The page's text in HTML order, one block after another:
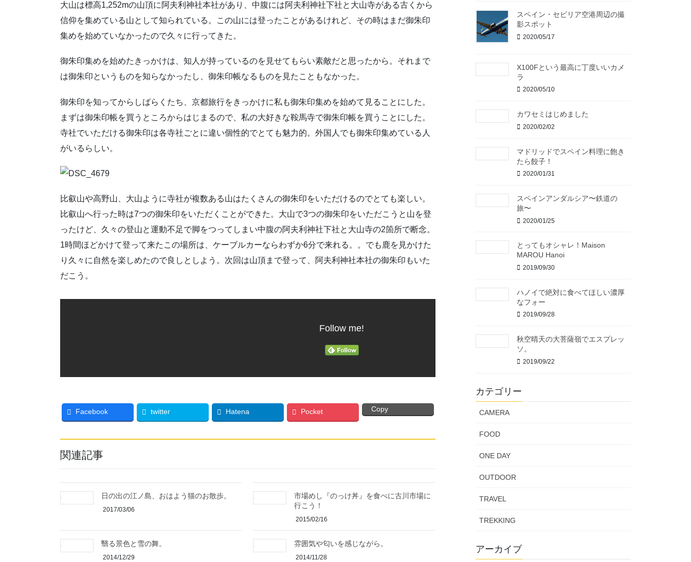
大山は標高1,252mの山頂に阿夫利神社本社があり、中腹には阿夫利神社下社と大山寺がある古くから
信仰を集めている山として知られている。この山には登ったことがあるけれど、その時はまだ御朱印
集めを始めていなかったので久々に行ってきた。
御朱印集めを始めたきっかけは、知人が持っているのを見せてもらい素敵だと思ったから。それまで
は御朱印というものを知らなかったし、御朱印帳なるものを見たこともなかった。
御朱印を知ってからしばらくたち、京都旅行をきっかけに私も御朱印集めを始めて見ることにした。
まずは御朱印帳を買うところからはじまるので、私の大好きな鞍馬寺で御朱印帳を買うことにした。
寺社でいただける御朱印は各寺社ごとに違い個性的でとても魅力的。外国人でも御朱印集めている人
がいるらしい。
比叡山や高野山、大山ように寺社が複数ある山はたくさんの御朱印をいただけるのでとても楽しい。
比叡山へ行った時は7つの御朱印をいただくことができた。大山で3つの御朱印をいただこうと山を登
ったけど、久々の登山と運動不足で脚をつってしまい中腹の阿夫利神社下社と大山寺の2箇所で断念。
1時間ほどかけて登って来たこの場所は、ケーブルカーならわずか6分で来れる。。でも鹿を見かけた
り久々に自然を楽しめたので良しとしよう。次回は山頂まで登って、阿夫利神社本社の御朱印もいた
だこう。
Follow me!
Facebook twitter Hatena Pocket Copy
関連記事
日の出の江ノ島、おはよう猫のお散歩。
2017/03/06
市場めし『のっけ丼』を食べに古川市場に
行こう！
2015/02/16
翳る景色と雪の舞。
2014/12/29
雰囲気や匂いを感じながら。
2014/11/28
スペイン・セビリア空港周辺の撮
影スポット
2020/05/17
X100Fという最高に丁度いいカメ
ラ
2020/05/10
カワセミはじめました
2020/02/02
マドリッドでスペイン料理に飽き
たら餃子！
2020/01/31
スペインアンダルシア〜鉄道の
旅〜
2020/01/25
とってもオシャレ！Maison
MAROU Hanoi
2019/09/30
ハノイで絶対に食べてほしい濃厚
なフォー
2019/09/28
秋空晴天の大菩薩嶺でエスプレッ
ソ。
2019/09/22
カテゴリー
CAMERA
FOOD
ONE DAY
OUTDOOR
TRAVEL
TREKKING
アーカイブ